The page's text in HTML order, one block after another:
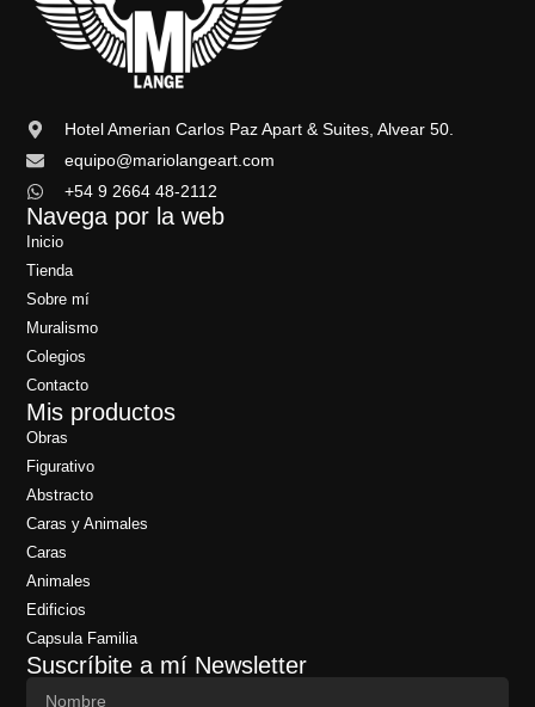
Hotel Amerian Carlos Paz Apart & Suites, Alvear 50.
equipo@mariolangeart.com
+54 9 2664 48-2112
Navega por la web
Inicio
Tienda
Sobre mí
Muralismo
Colegios
Contacto
Mis productos
Obras
Figurativo
Abstracto
Caras y Animales
Caras
Animales
Edificios
Capsula Familia
Suscríbite a mí Newsletter